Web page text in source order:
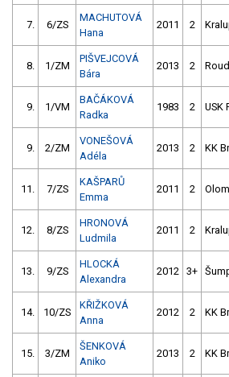
7. 6/ZS
MACHUTOVÁ
Hana
2011 2
8. 1/ZM
PIŠVEJCOVÁ
Bára
2013 2
9. 1/VM
BAČÁKOVÁ
Radka
1983 2 USK
9. 2/ZM
VONEŠOVÁ
Adéla
2013 2 KK
11. 7/ZS
KAŠPARŮ
Emma
2011 2
12. 8/ZS
HRONOVÁ
Ludmila
2011 2
13. 9/ZS
HLOCKÁ
Alexandra
2012 3+
14. 10/ZS
KŘIŽKOVÁ
Anna
2012 2 KK
15. 3/ZM
ŠENKOVÁ
Aniko
2013 2 KK